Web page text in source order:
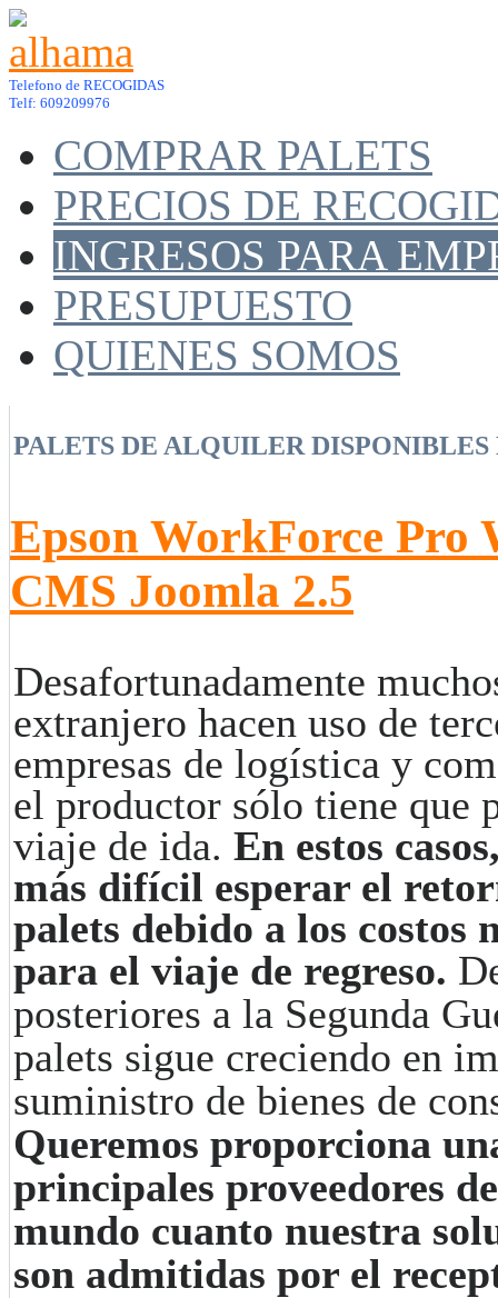
Telefono de RECOGIDAS
Telf: 609209976
COMPRAR PALETS
PRECIOS DE
INGRESOS PARA
PRESUPUESTO
QUIENES SOMOS
PALETS DE ALQUILER
Epson WorkForce Pro
CMS Joomla 2.5
Desafortunadamente
extranjero hacen uso de
empresas de logística y
el productor sólo tiene que
viaje de ida. En estos
más difícil esperar el
palets debido a los costos
para el viaje de regreso.
posteriores a la Segunda
palets sigue creciendo en
suministro de bienes de
Queremos proporciona
principales proveedores
mundo cuanto nuestra
son admitidas por el